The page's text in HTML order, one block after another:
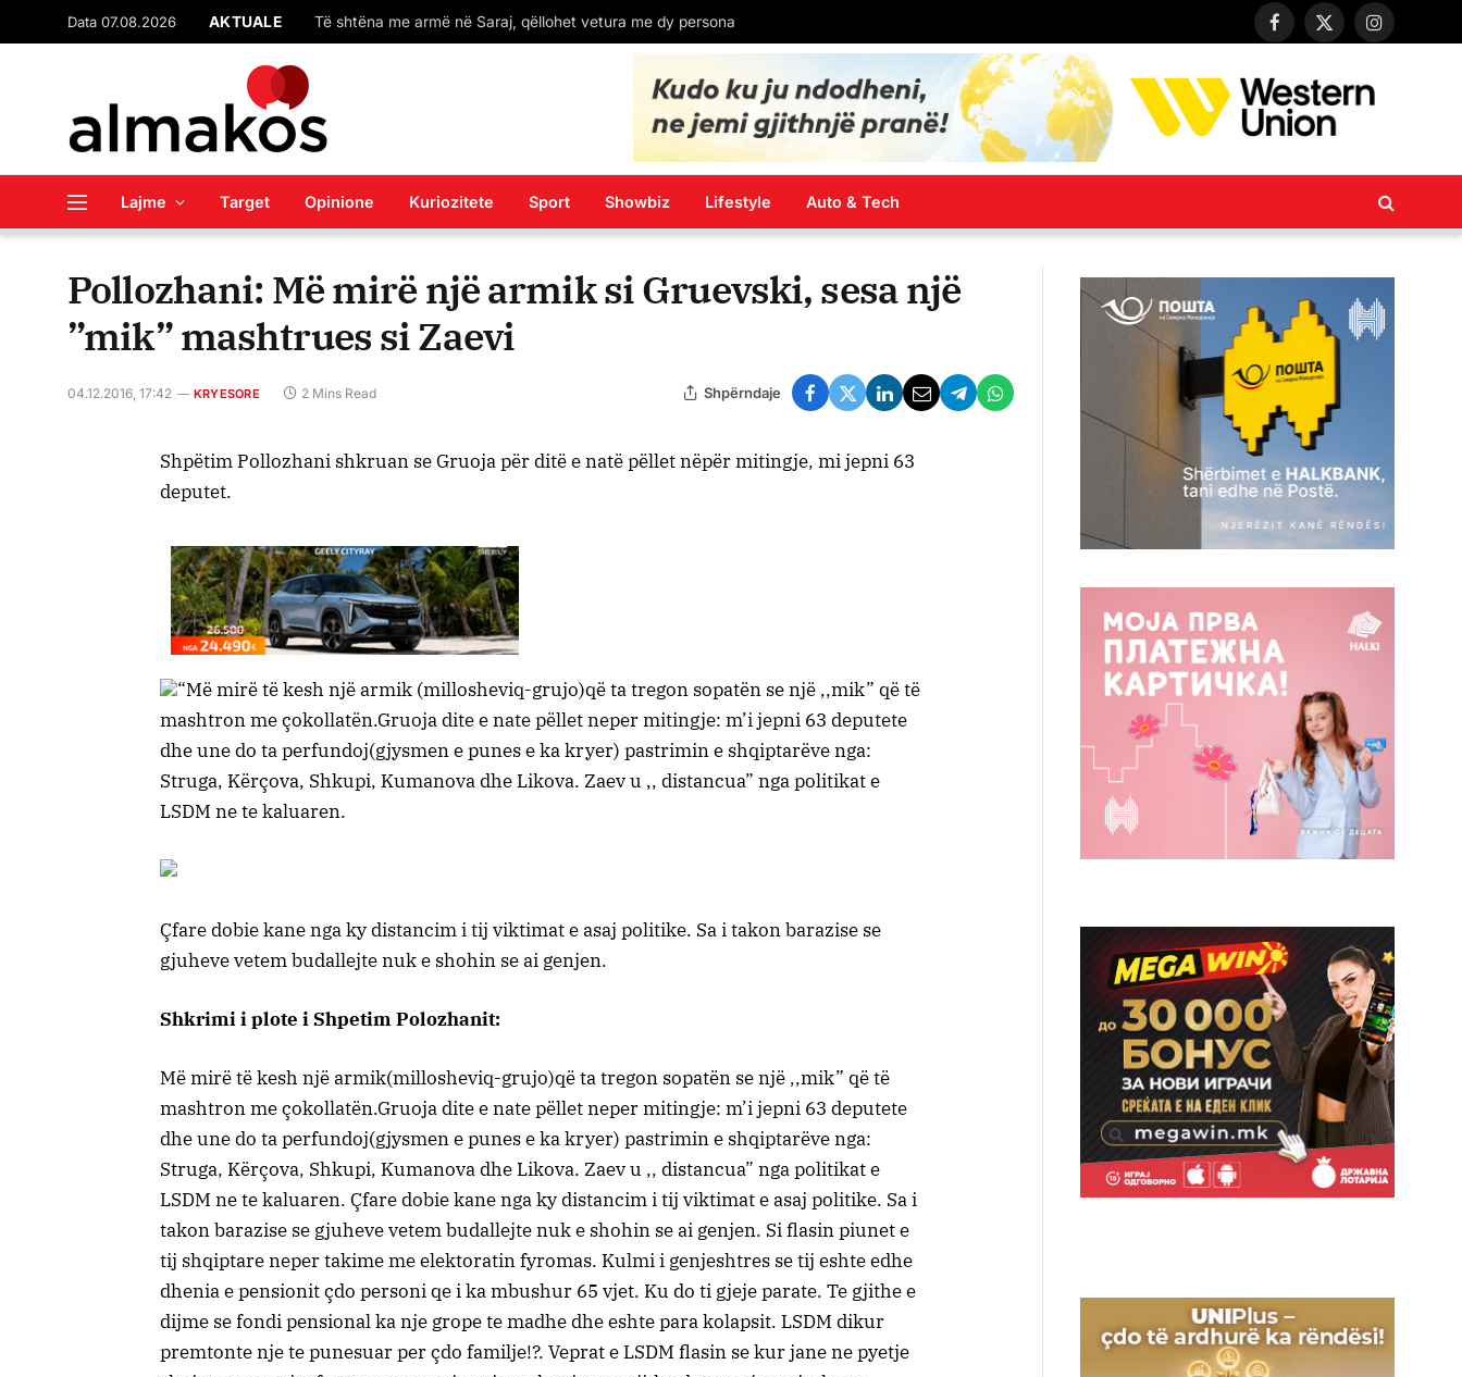
Data 07.08.2026
Aktivisti Edison Lika: Qeveria ka nisur numërimin mbrapsht. Sheshi plot, përgjigje për ata që mendojnë se protesta do të shuhet deri në shtator!
Facebook
X
Instagram
Lajme Target Opinione Kuriozitete Sport Showbiz Lifestyle Auto & Tech
Pollozhani: Më mirë një armik si Gruevski, sesa një
”mik” mashtrues si Zaevi
04.12.2016, 17:42 KRYESORE 2 Mins Read Shpërndaje
Shpëtim Pollozhani shkruan se Gruoja për ditë e natë pëllet nëpër mitingje, mi jepni 63
deputet.
“Më mirë të kesh një armik (millosheviq-grujo)që ta tregon sopatën se një ,,mik” që të
mashtron me çokollatën.Gruoja dite e nate pëllet neper mitingje: m’i jepni 63 deputete
dhe une do ta perfundoj(gjysmen e punes e ka kryer) pastrimin e shqiptarëve nga:
Struga, Kërçova, Shkupi, Kumanova dhe Likova. Zaev u ,, distancua” nga politikat e
LSDM ne te kaluaren.
Çfare dobie kane nga ky distancim i tij viktimat e asaj politike. Sa i takon barazise se
gjuheve vetem budallejte nuk e shohin se ai genjen.
Shkrimi i plote i Shpetim Polozhanit:
Më mirë të kesh një armik(millosheviq-grujo)që ta tregon sopatën se një ,,mik” që të
mashtron me çokollatën.Gruoja dite e nate pëllet neper mitingje: m’i jepni 63 deputete
dhe une do ta perfundoj(gjysmen e punes e ka kryer) pastrimin e shqiptarëve nga:
Struga, Kërçova, Shkupi, Kumanova dhe Likova. Zaev u ,, distancua” nga politikat e
LSDM ne te kaluaren. Çfare dobie kane nga ky distancim i tij viktimat e asaj politike. Sa i
takon barazise se gjuheve vetem budallejte nuk e shohin se ai genjen. Si flasin piunet e
tij shqiptare neper takime me elektoratin fyromas. Kulmi i genjeshtres se tij eshte edhe
dhenia e pensionit çdo personi qe i ka mbushur 65 vjet. Ku do ti gjeje parate. Te gjithe e
dijme se fondi pensional ka nje grope te madhe dhe eshte para kolapsit. LSDM dikur
premtonte nje te punesuar per çdo familje!?. Veprat e LSDM flasin se kur jane ne pyetje